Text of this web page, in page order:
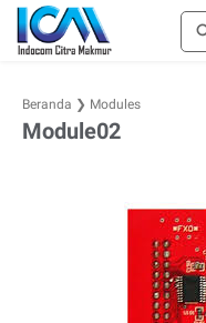
Beranda ❯ Modules
Module02